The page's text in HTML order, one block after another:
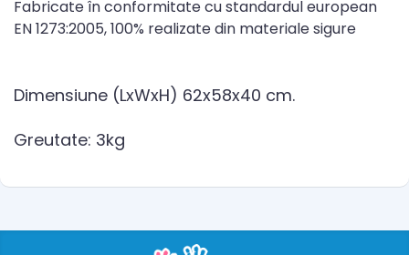
Fabricate în conformitate cu standardul european
EN 1273:2005, 100% realizate din materiale sigure
Dimensiune (LxWxH) 62x58x40 cm.
Greutate: 3kg